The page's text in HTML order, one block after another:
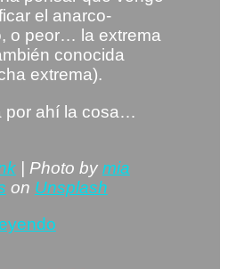
el anarco-
o peor… la extrema
conocida
extrema).
ahí la cosa…
| Photo by mia
on Unsplash
«El